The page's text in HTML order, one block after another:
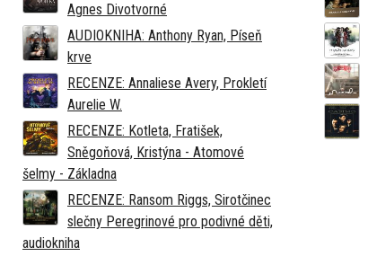
Agnes Divotvorné
AUDIOKNIHA: Anthony Ryan, Píseň
krve
RECENZE: Annaliese Avery, Prokletí
Aurelie W.
RECENZE: Kotleta, Fratišek,
Sněgoňová, Kristýna - Atomové
šelmy - Základna
RECENZE: Ransom Riggs, Sirotčinec
slečny Peregrinové pro podivné děti,
audiokniha